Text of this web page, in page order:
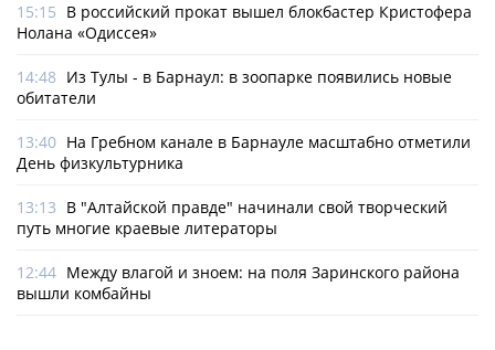
15:15 В российский прокат вышел блокбастер Кристофера
Нолана «Одиссея»
14:48 Из Тулы - в Барнаул: в зоопарке появились новые
обитатели
13:40 На Гребном канале в Барнауле масштабно отметили
День физкультурника
13:13 В "Алтайской правде" начинали свой творческий
путь многие краевые литераторы
12:44 Между влагой и зноем: на поля Заринского района
вышли комбайны